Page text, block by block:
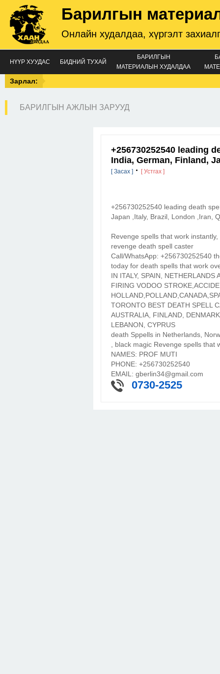
Барилгын
Онлайн худалдаа, хүргэлт
НҮҮР ХУУДАС БИДНИЙ ТУХАЙ
БАРИЛГЫН
МАТЕРИАЛЫН ХУДАЛДАА
Зарлал:
БАРИЛГЫН АЖЛЫН ЗАРУУД
+256730252540 leading
India, German, Finland,
[ Засах ] · [ Устгах ]
+256730252540 leading death
Japan ,Italy, Brazil, London ,Iran,
Revenge spells that work
revenge death spell caster
Call/WhatsApp: +256730252540
today for death spells that work
IN ITALY, SPAIN,
FIRING VODOO
TORONTO BEST DEATH SPELL
AUSTRALIA, FINLAND,
LEBANON, CYPRUS
death Sppells in Netherlands,
, black magic Revenge spells that
NAMES: PROF MUTI
PHONE: +256730252540
EMAIL: gberlin34@gmail.com
0730-2525